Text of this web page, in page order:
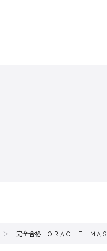
完全合格 ＯＲＡＣＬＥ ＭＡ